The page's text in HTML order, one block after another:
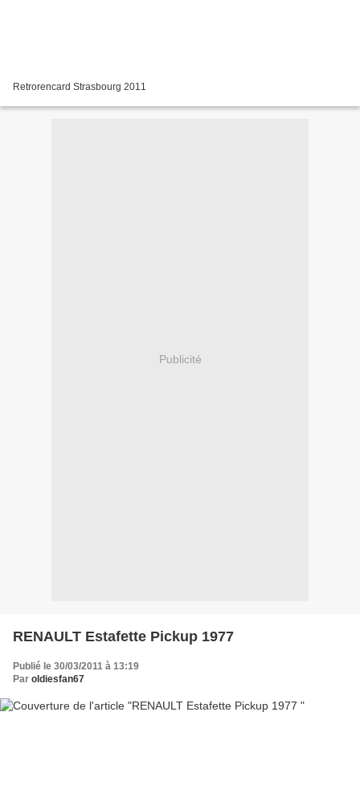
Retrorencard Strasbourg 2011
Publicité
RENAULT Estafette Pickup 1977
Publié le 30/03/2011 à 13:19
Par oldiesfan67